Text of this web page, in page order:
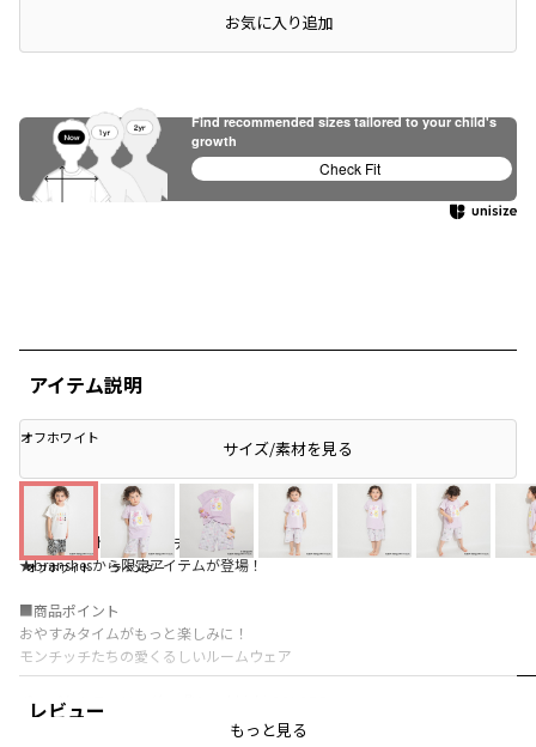
オフホワイト
オフホワイト ラベンダー
レビュー
店頭在庫を確認するお気に入り追加
アイテム説明
サイズ/素材を見る
【Monchhichi/モンチッチ】
★branshesから限定アイテムが登場！
■商品ポイント
おやすみタイムがもっと楽しみに！
モンチッチたちの愛くるしいルームウェア
ポップなカラーリングの『Monchhichi COLORS』
カラフルでポップな『スウィートロリポップ』
もっと見る
Find recommended sizes tailored to your child's
growth
Check Fit